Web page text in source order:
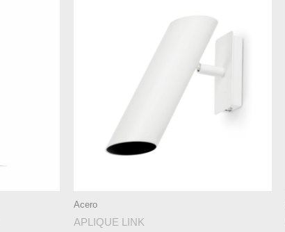
Acero
APLIQUE LINK